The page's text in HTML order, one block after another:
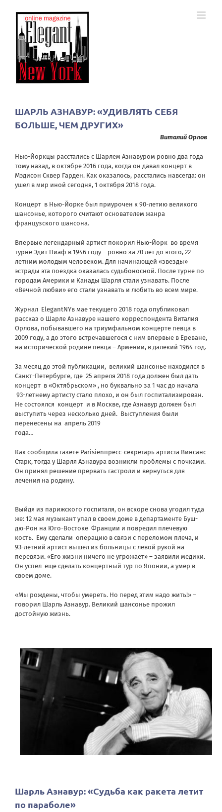
ШАРЛЬ АЗНАВУР: «УДИВЛЯТЬ СЕБЯ
БОЛЬШЕ, ЧЕМ ДРУГИХ»
Виталий Орлов
Нью-Йоркцы расстались с Шарлем Азнавуром ровно два года
тому назад, в октябре 2016 года, когда он давал концерт в
Мэдисон Сквер Гарден. Как оказалось, расстались навсегда: он
ушел в мир иной сегодня, 1 октября 2018 года.
Концерт в Нью-Йорке был приурочен к 90-летию великого
шансонье, которого считают основателем жанра
французского шансона.
Впервые легендарный артист покорил Нью-Йорк во время
турне Эдит Пиаф в 1946 году – ровно за 70 лет до этого, 22
летним молодым человеком. Для начинающей «звезды»
эстрады эта поездка оказалась судьбоносной. После турне по
городам Америки и Канады Шарля стали узнавать. После
«Вечной любви» его стали узнавать и любить во всем мире.
Журнал ElegantNYв мае текущего 2018 года опубликовал
рассказ о Шарле Азнавуре нашего корреспондента Виталия
Орлова, побывавшего на триумфальном концерте певца в
2009 году, а до этого встречавшегося с ним впервые в Ереване,
на исторической родине певца – Армении, в далекий 1964 год.
За месяц до этой публикации, великий шансонье находился в
Санкт-Петербурге, где 25 апреля 2018 года должен был дать
концерт в «Октябрьском» , но буквально за 1 час до начала
93-летнему артисту стало плохо, и он был госпитализирован.
Не состоялся концерт и в Москве, где Азнавур должен был
выступить через несколько дней. Выступления были
перенесены на апрель 2019
года…
Как сообщила газете Parisienпресс-секретарь артиста Винсанс
Старк, тогда у Шарля Азнавура возникли проблемы с почками.
Он принял решение прервать гастроли и вернуться для
лечения на родину.
Выйдя из парижского госпиталя, он вскоре снова угодил туда
же: 12 мая музыкант упал в своем доме в департаменте Буш-
дю-Рон на Юго-Востоке Франции и повредил плечевую
кость. Ему сделали операцию в связи с переломом плеча, и
93-летний артист вышел из больницы с левой рукой на
перевязи. «Его жизни ничего не угрожает» – заявили медики.
Он успел еще сделать концертный тур по Японии, а умер в
своем доме.
«Мы рождены, чтобы умереть. Но перед этим надо жить!» –
говорил Шарль Азнавур. Великий шансонье прожил
достойную жизнь.
Шарль Азнавур: «Судьба как ракета летит
по параболе»